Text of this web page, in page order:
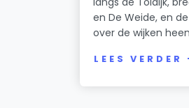
en De Weide, en
over de wijken
LEES VERDER